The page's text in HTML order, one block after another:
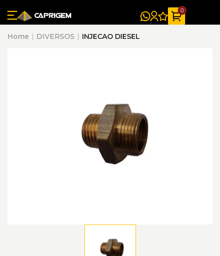
0
Home DIVERSOS INJECAO DIESEL